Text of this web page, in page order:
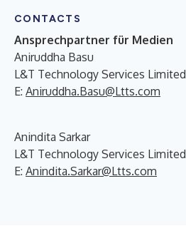
CONTACTS
Ansprechpartner für Medien
Aniruddha Basu
L&T Technology Services Limited
E: Aniruddha.Basu@Ltts.com
Anindita Sarkar
L&T Technology Services Limited
E: Anindita.Sarkar@Ltts.com